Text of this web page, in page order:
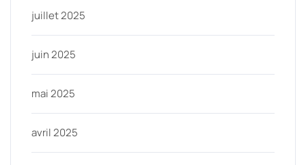
juillet 2025
juin 2025
mai 2025
avril 2025